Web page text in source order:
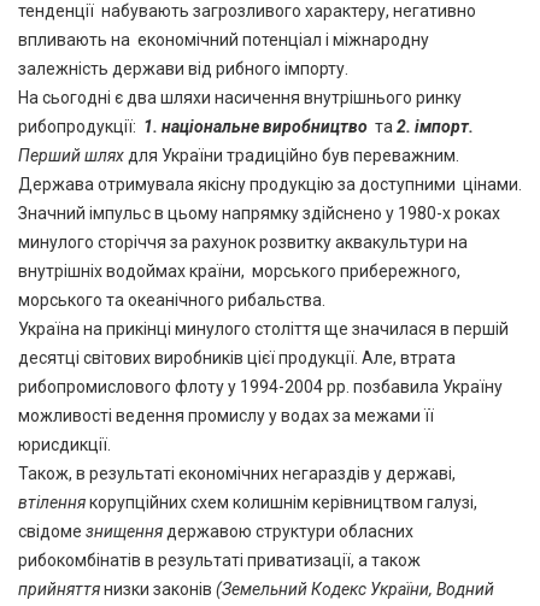
тенденції набувають загрозливого характеру, негативно
впливають на економічний потенціал і міжнародну
залежність держави від рибного імпорту.
На сьогодні є два шляхи насичення внутрішнього ринку
рибопродукції: 1. національне виробництво та 2. імпорт.
Перший шлях для України традиційно був переважним.
Держава отримувала якісну продукцію за доступними цінами.
Значний імпульс в цьому напрямку здійснено у 1980-х роках
минулого сторіччя за рахунок розвитку аквакультури на
внутрішніх водоймах країни, морського прибережного,
морського та океанічного рибальства.
Україна на прикінці минулого століття ще значилася в першій
десятці світових виробників цієї продукції. Але, втрата
рибопромислового флоту у 1994-2004 рр. позбавила Україну
можливості ведення промислу у водах за межами її
юрисдикції.
Також, в результаті економічних негараздів у державі,
втіленнякорупційних схем колишнім керівництвом галузі,
свідоме знищення державою структури обласних
рибокомбінатів в результаті приватизації, а також
прийняттянизки законів (Земельний Кодекс України, Водний